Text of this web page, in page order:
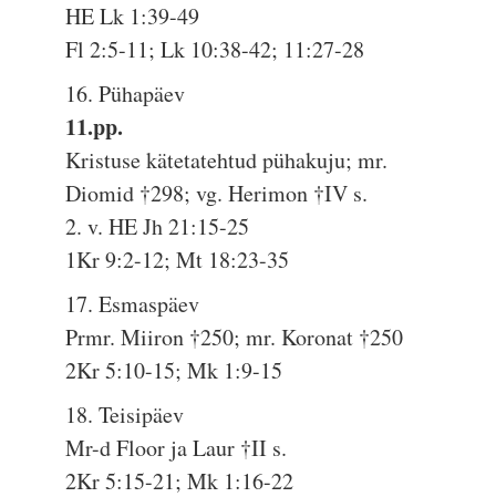
HE Lk 1:39-49
Fl 2:5-11; Lk 10:38-42; 11:27-28
16. Pühapäev
11.pp.
Kristuse kätetatehtud pühakuju; mr.
Diomid †298; vg. Herimon †IV s.
2. v. HE Jh 21:15-25
1Kr 9:2-12; Mt 18:23-35
17. Esmaspäev
Prmr. Miiron †250; mr. Koronat †250
2Kr 5:10-15; Mk 1:9-15
18. Teisipäev
Mr-d Floor ja Laur †II s.
2Kr 5:15-21; Mk 1:16-22